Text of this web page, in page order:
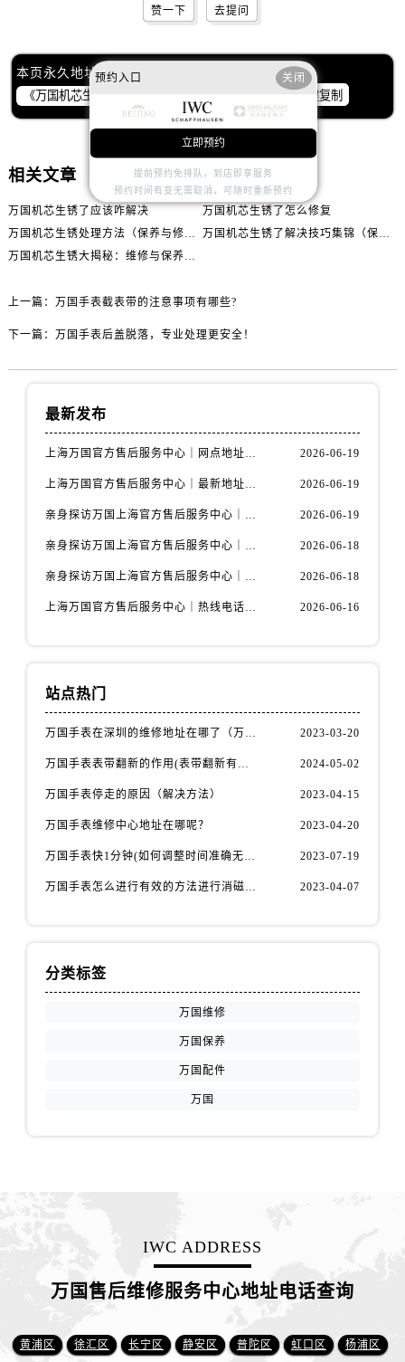
赞一下 去提问
本页永久地址：
一键复制
相关文章
万国机芯生锈了应该咋解决
万国机芯生锈了怎么修复
万国机芯生锈处理方法（保养与修复技巧）
万国机芯生锈了解决技巧集锦（保养手表的秘诀与方法）
万国机芯生锈大揭秘：维修与保养攻略来袭!
上一篇： 万国手表截表带的注意事项有哪些?
下一篇： 万国手表后盖脱落，专业处理更安全！
最新发布
上海万国官方售后服务中心｜网点地址与官方联系电话权威信息公示（2026年6月最新） 2026-06-19
上海万国官方售后服务中心｜最新地址与客服热线权威信息公示（2026年6月最新） 2026-06-19
亲身探访万国上海官方售后服务中心｜全新维修门店地址及电话（2026年6月最新） 2026-06-19
亲身探访万国上海官方售后服务中心｜最新电话及地址（2026年6月最新） 2026-06-18
亲身探访万国上海官方售后服务中心｜网点地址与客服电话（2026年6月最新） 2026-06-18
上海万国官方售后服务中心｜热线电话与网点地址权威信息公示（2026年6月最新） 2026-06-16
站点热门
万国手表在深圳的维修地址在哪了（万国手表如何更换表带） 2023-03-20
万国手表表带翻新的作用(表带翻新有什么用) 2024-05-02
万国手表停走的原因（解决方法） 2023-04-15
万国手表维修中心地址在哪呢？ 2023-04-20
万国手表快1分钟(如何调整时间准确无误) 2023-07-19
万国手表怎么进行有效的方法进行消磁呢(机械手表消磁) 2023-04-07
分类标签
万国维修
万国保养
万国配件
万国
IWC ADDRESS
万国售后维修服务中心地址电话查询
黄浦区 徐汇区 长宁区 静安区 普陀区 虹口区 杨浦区
预约入口 关闭
立即预约
提前预约免排队，到店即享服务
预约时间有变无需取消，可随时重新预约